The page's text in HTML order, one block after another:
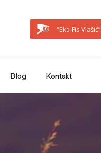
“Eko-Fis Vlašić”
Blog Kontakt